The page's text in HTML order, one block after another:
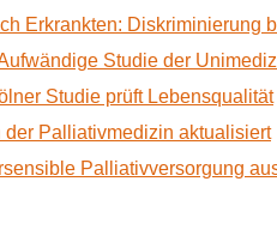
Erkrankten: Diskriminierung
Studie der
Studie prüft Lebensqualität
der Palliativmedizin aktualisiert
Palliativversorgung